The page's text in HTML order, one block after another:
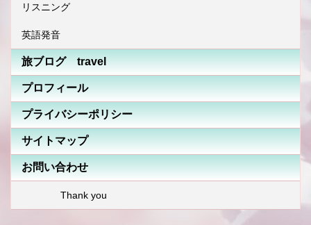
リスニング
英語発音
旅ブログ travel
プロフィール
プライバシーポリシー
サイトマップ
お問い合わせ
Thank you